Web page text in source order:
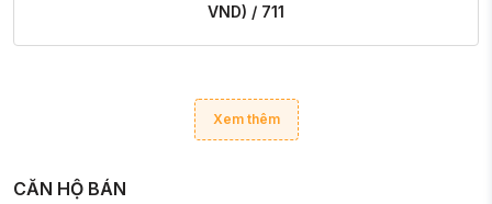
VND) / 711
Xem thêm
CĂN HỘ BÁN